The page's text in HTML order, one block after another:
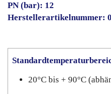
PN (bar): 12
Herstellerartikelnummer:
20°C bis + 90°C